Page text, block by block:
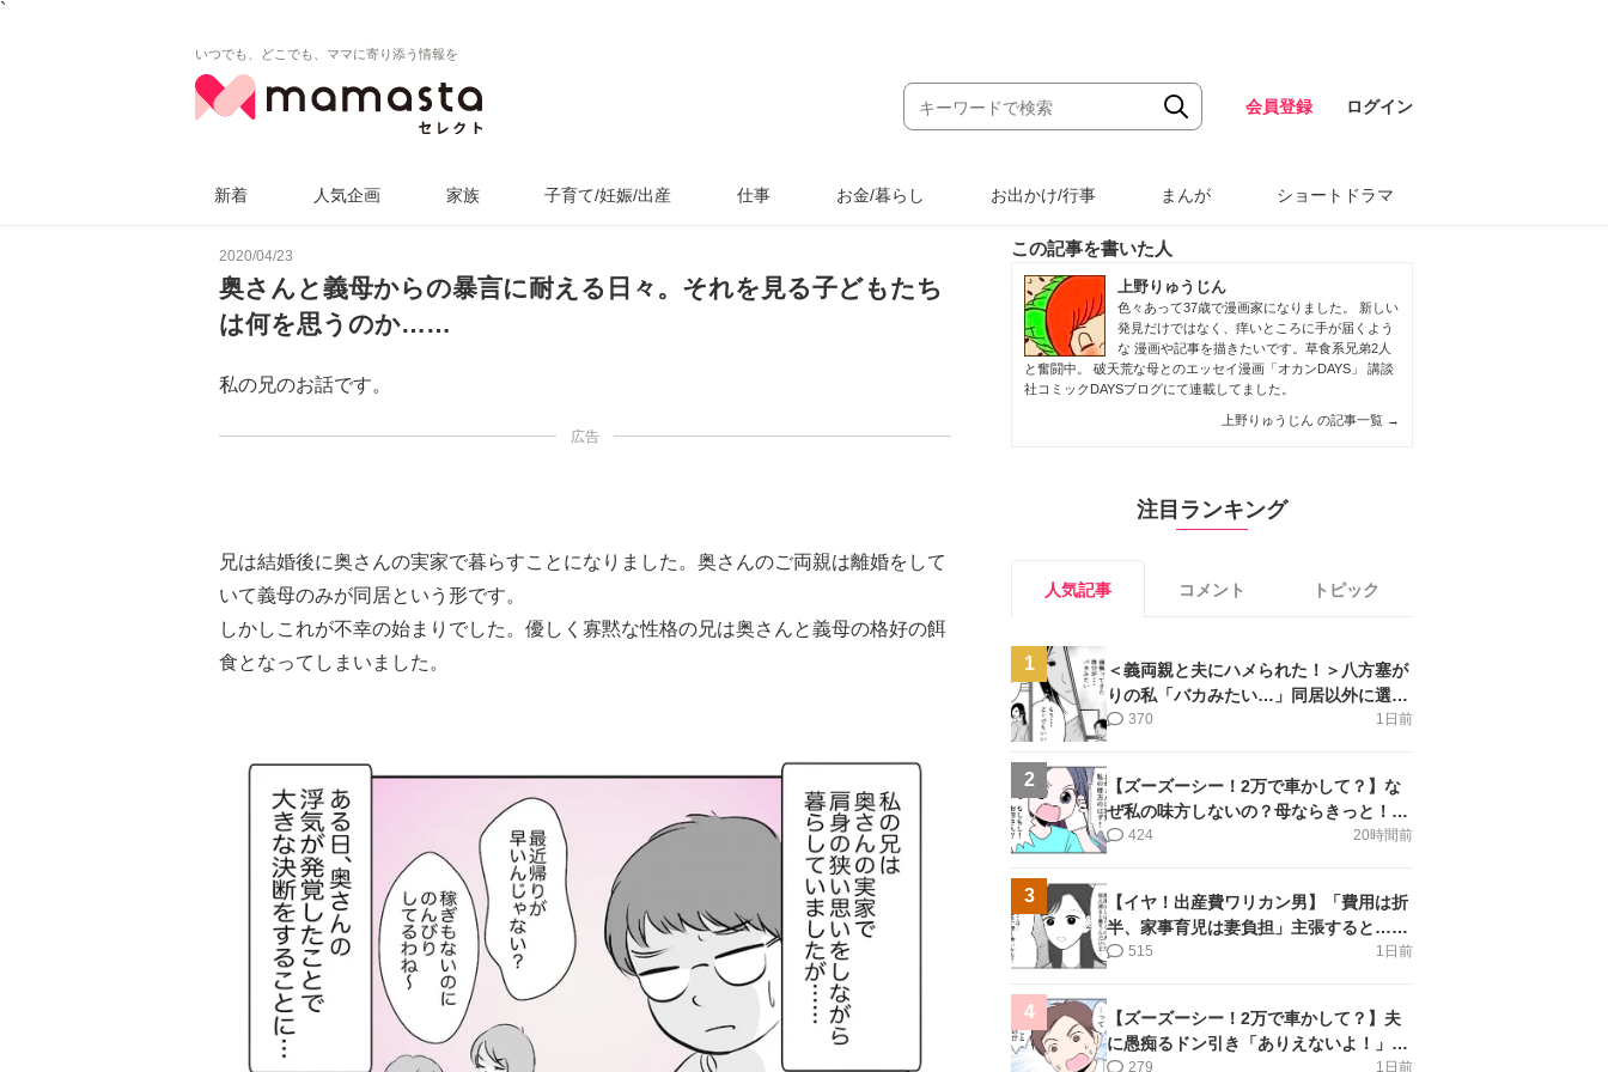
`
いつでも、どこでも、ママに寄り添う情報を
会員登録 ログイン
新着 人気企画 家族 子育て/妊娠/出産 仕事 お金/暮らし お出かけ/行事 まんが ショートドラマ
2020/04/23
奥さんと義母からの暴言に耐える日々。それを見る子どもたち
は何を思うのか……
私の兄のお話です。
広告
兄は結婚後に奥さんの実家で暮らすことになりました。奥さんのご両親は離婚をして
いて義母のみが同居という形です。
しかしこれが不幸の始まりでした。優しく寡黙な性格の兄は奥さんと義母の格好の餌
食となってしまいました。
この記事を書いた人
上野りゅうじん
色々あって37歳で漫画家になりました。 新しい
発見だけではなく、痒いところに手が届くよう
な 漫画や記事を描きたいです。草食系兄弟2人
と奮闘中。 破天荒な母とのエッセイ漫画「オカンDAYS」 講談
社コミックDAYSブログにて連載してました。
上野りゅうじん の記事一覧 →
注目ランキング
人気記事 コメント トピック
1
＜義両親と夫にハメられた！＞八方塞が
りの私「バカみたい…」同居以外に選択
肢がない【第5話まんが】
1日前
370
2
【ズーズーシー！2万で車かして？】な
ぜ私の味方しないの？母ならきっと！＜
第17話＞#4コマ母道場
20時間前
424
3
【イヤ！出産費ワリカン男】「費用は折
半、家事育児は妻負担」主張すると…＜
第11話＞#4コマ母道場
1日前
515
4
【ズーズーシー！2万で車かして？】夫
に愚痴るドン引き「ありえないよ！」＜
第16話＞#4コマ母道場
1日前
279